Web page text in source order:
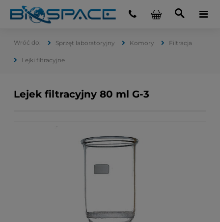
Sprzęt laboratoryjny Komory Filtracja
Lejki filtracyjne
Lejek filtracyjny 80 ml G-3